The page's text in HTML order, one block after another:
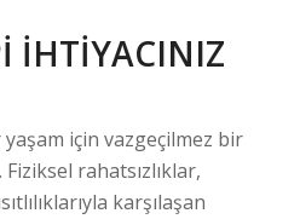
İHTIYACINIZ
yaşam için vazgeçilmez bir
rahatsızlıklar,
karşılaşan